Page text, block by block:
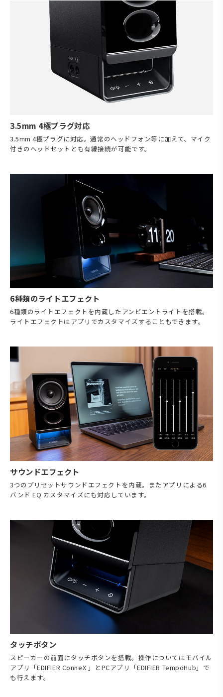
3.5mm 4極プラグ対応
3.5mm 4極プラグに対応。通常のヘッドフォン等に加えて、マイク
付きのヘッドセットとも有線接続が可能です。
6種類のライトエフェクト
6種類のライトエフェクトを内蔵したアンビエントライトを搭載。
ライトエフェクトはアプリでカスタマイズすることもできます。
サウンドエフェクト
3つのプリセットサウンドエフェクトを内蔵。またアプリによる6
バンド EQ カスタマイズにも対応しています。
タッチボタン
スピーカーの前面にタッチボタンを搭載。操作についてはモバイル
アプリ「EDIFIER ConneX 」とPCアプリ「EDIFIER TempoHub」で
も行えます。